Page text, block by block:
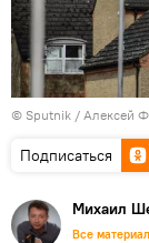
© Sputnik / Алексей
Подписаться
Михаил
Все